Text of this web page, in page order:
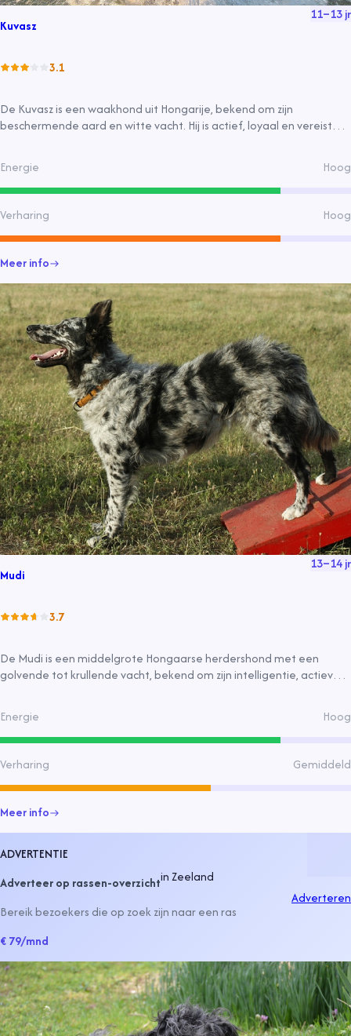
Kuvasz
11–13jr
3.1
De Kuvasz is een waakhond uit Hongarije, bekend om zijn
beschermende aard en witte vacht. Hij is actief, loyaal en vereist
Energie Hoog
Verharing Hoog
Meer info
Mudi
13–14jr
3.7
De Mudi is een middelgrote Hongaarse herdershond met een
golvende tot krullende vacht, bekend om zijn intelligentie, actieve
Energie
Hoog
Verharing Gemiddeld
Meer info
ADVERTENTIE
Adverteer op rassen-overzichtinZeeland
Bereik bezoekers die op zoek zijn naar een ras
€ 79/mnd
Adverteren